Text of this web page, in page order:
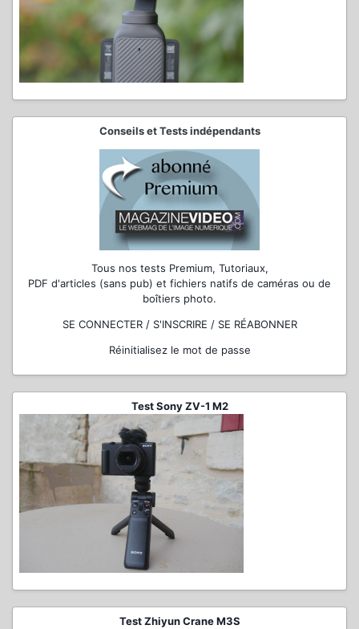
Conseils et Tests indépendants
Tous nos tests Premium, Tutoriaux,
PDF d'articles (sans pub) et fichiers natifs de caméras ou de
boîtiers photo.
SE CONNECTER / S'INSCRIRE / SE RÉABONNER
Réinitialisez le mot de passe
Test Sony ZV-1 M2
Test Zhiyun Crane M3S